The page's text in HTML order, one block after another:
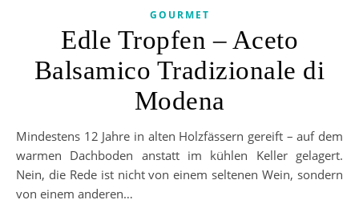
GOURMET
Edle Tropfen – Aceto
Balsamico Tradizionale di
Modena
Mindestens 12 Jahre in alten Holzfässern gereift – auf dem
warmen Dachboden anstatt im kühlen Keller gelagert.
Nein, die Rede ist nicht von einem seltenen Wein, sondern
von einem anderen…